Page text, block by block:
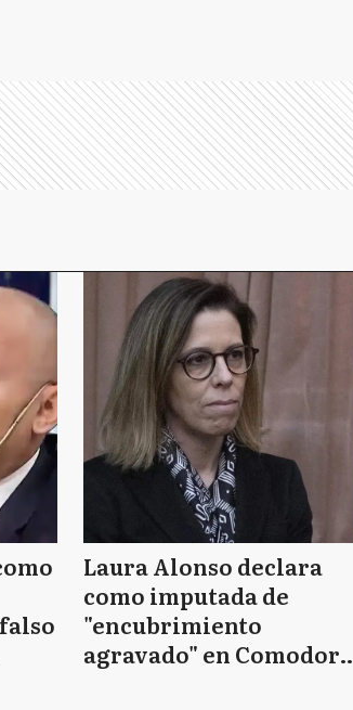
Laura Alonso declara
como imputada de
"encubrimiento
agravado" en Comodoro